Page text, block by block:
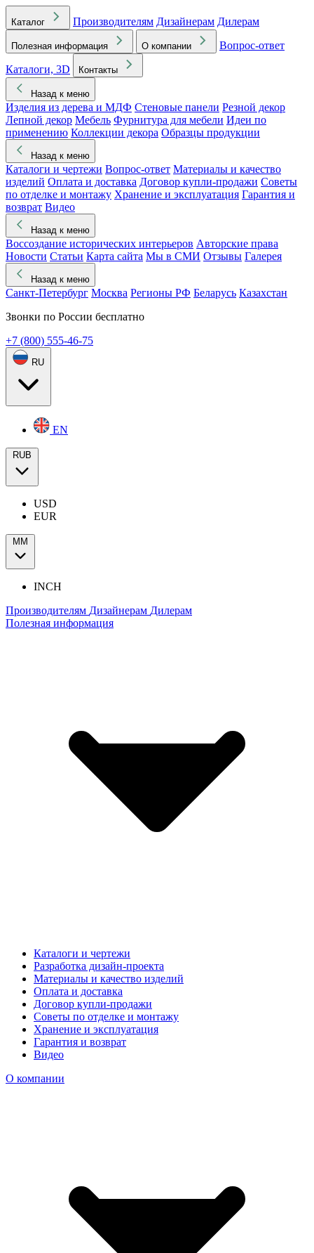
Каталог Производителям Дизайнерам Дилерам
Полезная информация О компании
Вопрос-ответ
Каталоги, 3D
Контакты
Назад к меню
Изделия из дерева и МДФ Стеновые панели Резной декор
Лепной декор Мебель Фурнитура для мебели Идеи по
применению Коллекции декора Образцы продукции
Назад к меню
Каталоги и чертежи Вопрос-ответ Материалы и качество
изделий Оплата и доставка Договор купли-продажи Советы
по отделке и монтажу Хранение и эксплуатация Гарантия и
возврат Видео
Назад к меню
Воссоздание исторических интерьеров Авторские права
Новости Статьи Карта сайта Мы в СМИ Отзывы Галерея
Назад к меню
Санкт-Петербург Москва Регионы РФ Беларусь Казахстан
Звонки по России бесплатно
+7 (800) 555-46-75
RU
EN
RUB
USD
EUR
ММ
INCH
Производителям Дизайнерам Дилерам
Полезная информация
Каталоги и чертежи
Разработка дизайн-проекта
Материалы и качество изделий
Оплата и доставка
Договор купли-продажи
Советы по отделке и монтажу
Хранение и эксплуатация
Гарантия и возврат
Видео
О компании